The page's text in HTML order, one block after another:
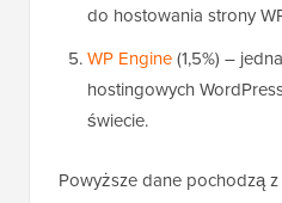
do hostowania strony
WP Engine(1,5%) –
hostingowych
świecie.
Powyższe dane pochodzą